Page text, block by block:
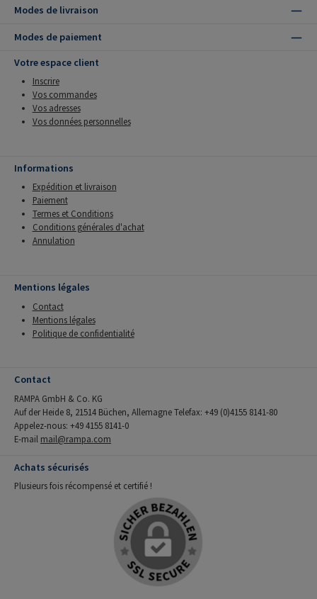
Modes de livraison
Modes de paiement
Votre espace client
Inscrire
Vos commandes
Vos adresses
Vos données personnelles
Informations
Expédition et livraison
Paiement
Termes et Conditions
Conditions générales d'achat
Annulation
Mentions légales
Contact
Mentions légales
Politique de confidentialité
Contact
RAMPA GmbH & Co. KG
Auf der Heide 8, 21514 Büchen, Allemagne Telefax: +49 (0)4155 8141-80
Appelez-nous: +49 4155 8141-0
E-mail mail@rampa.com
Achats sécurisés
Plusieurs fois récompensé et certifié !